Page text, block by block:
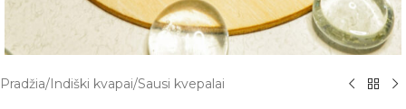
Pradžia/Indiški kvapai/Sausi kvepalai